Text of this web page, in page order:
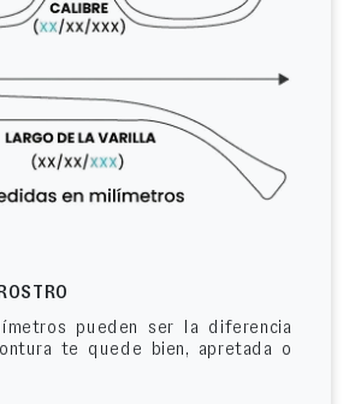
pueden ser la diferencia
te quede bien, apretada o